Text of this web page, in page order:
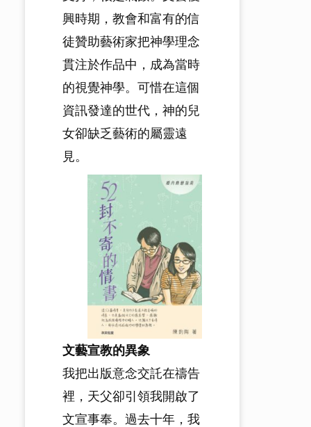
興時期，教會和富有的信
徒贊助藝術家把神學理念
貫注於作品中，成為當時
的視覺神學。可惜在這個
資訊發達的世代，神的兒
女卻缺乏藝術的屬靈遠
見。
文藝宣教的異象
我把出版意念交託在禱告
裡，天父卻引領我開啟了
文宣事奉。過去十年，我